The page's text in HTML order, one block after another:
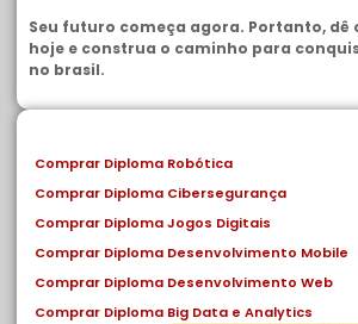
Seu futuro começa agora. Portanto, dê
hoje e construa o caminho para
no brasil.
Comprar Diploma Robótica
Comprar Diploma Cibersegurança
Comprar Diploma Jogos Digitais
Comprar Diploma Desenvolvimento Mobile
Comprar Diploma Desenvolvimento Web
Comprar Diploma Big Data e Analytics